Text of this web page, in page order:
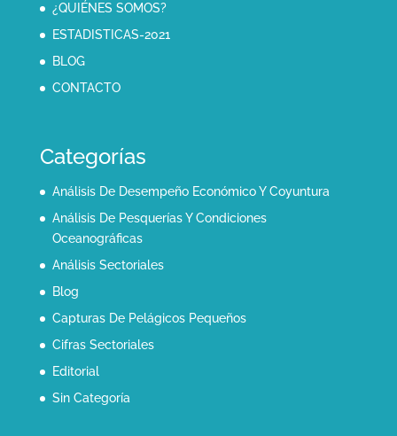
¿QUIÉNES SOMOS?
ESTADISTICAS-2021
BLOG
CONTACTO
Categorías
Análisis De Desempeño Económico Y Coyuntura
Análisis De Pesquerías Y Condiciones
Oceanográficas
Análisis Sectoriales
Blog
Capturas De Pelágicos Pequeños
Cifras Sectoriales
Editorial
Sin Categoría